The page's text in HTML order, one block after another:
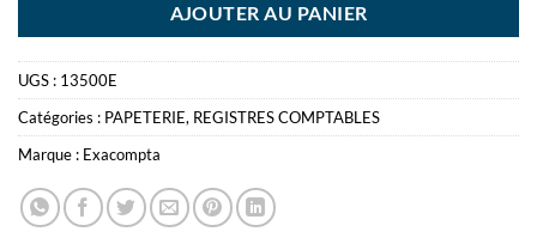
AJOUTER AU PANIER
UGS : 13500E
Catégories : PAPETERIE, REGISTRES COMPTABLES
Marque : Exacompta